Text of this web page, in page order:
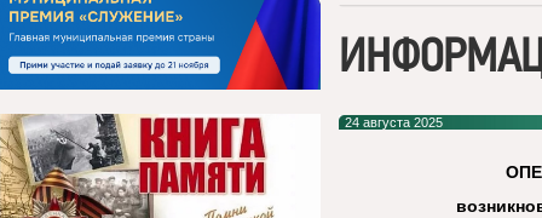
24 августа 2025